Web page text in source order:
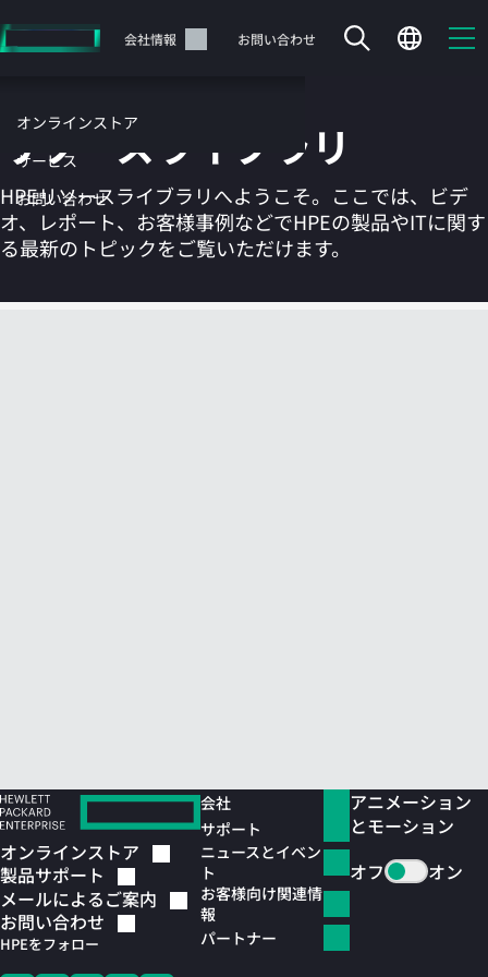
イ
テ
ツ
に
ス
ッ
会社情報 お問い合わせ
オンラインストア
サービス
お問い合わせ
カートは空です
リソースライブラリ
HPEリソースライブラリへようこそ。ここでは、ビデ
オ、レポート、お客様事例などでHPEの製品やITに関す
る最新のトピックをご覧いただけます。
オンラインストア
製品サポート
メールによるご案内
お問い合わせ
HPEをフォロー
会社
サポート
ニュースとイベン
ト
お客様向け関連情
報
パートナー
アニメーション
とモーション
オフ
オン